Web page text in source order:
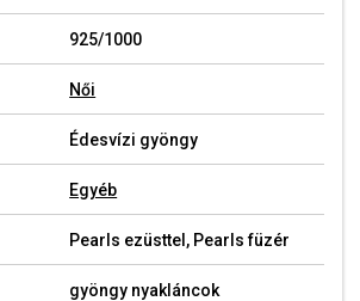
925/1000
Női
Édesvízi gyöngy
Egyéb
Pearls ezüsttel, Pearls füzér
gyöngy nyakláncok